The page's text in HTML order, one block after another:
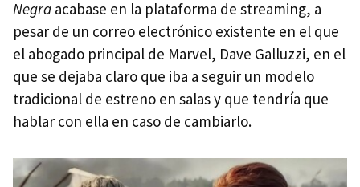
Negra acabase en la plataforma de streaming, a
pesar de un correo electrónico existente en el que
el abogado principal de Marvel, Dave Galluzzi, en el
que se dejaba claro que iba a seguir un modelo
tradicional de estreno en salas y que tendría que
hablar con ella en caso de cambiarlo.